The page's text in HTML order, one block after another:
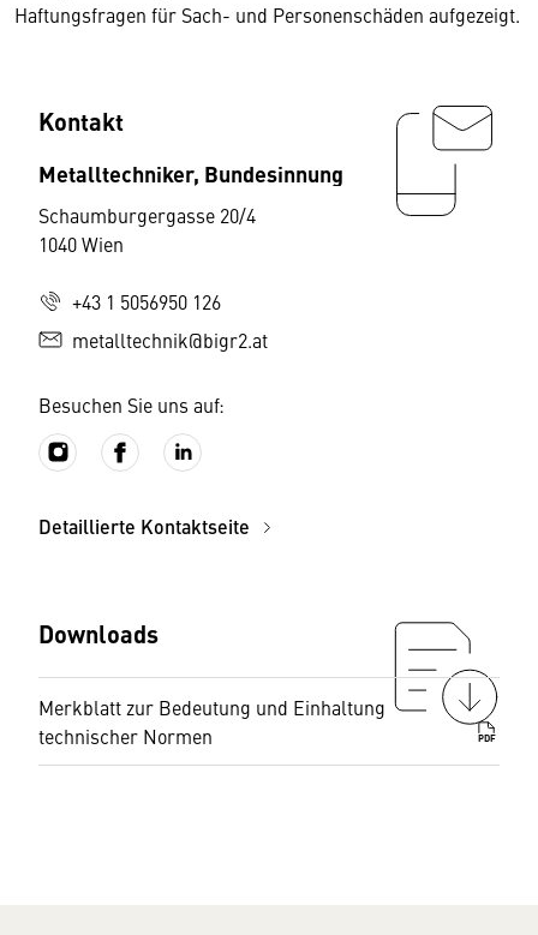
Haftungsfragen für Sach- und Personenschäden aufgezeigt.
Kontakt
Metalltechniker, Bundesinnung
Schaumburgergasse 20/4
1040 Wien
+43 1 5056950 126
metalltechnik@bigr2.at
Besuchen Sie uns auf:
Detaillierte Kontaktseite
Downloads
Merkblatt zur Bedeutung und Einhaltung
technischer Normen
PDF